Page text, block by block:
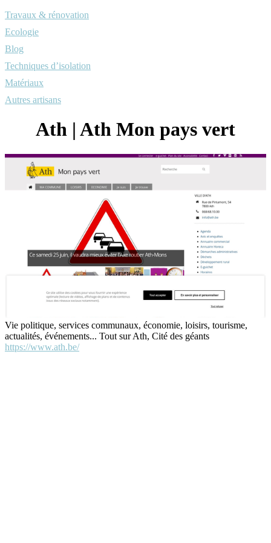
Travaux & rénovation
Ecologie
Blog
Techniques d’isolation
Matériaux
Autres artisans
Ath | Ath Mon pays vert
Vie politique, services communaux, économie, loisirs, tourisme,
actualités, événements... Tout sur Ath, Cité des géants
https://www.ath.be/